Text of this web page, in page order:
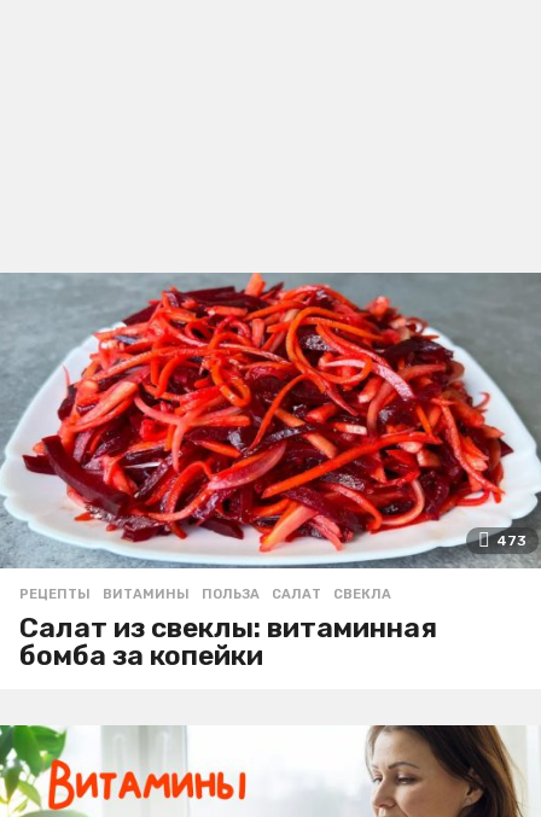
473
РЕЦЕПТЫ ВИТАМИНЫ ,ПОЛЬЗА ,САЛАТ ,СВЕКЛА
Салат из свеклы: витаминная
бомба за копейки